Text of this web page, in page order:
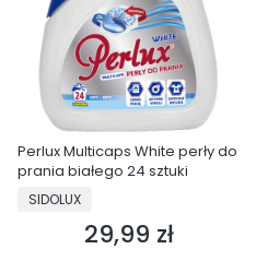
Perlux Multicaps White perły do
prania białego 24 sztuki
PRODUCENT
SIDOLUX
Cena
29,99 zł